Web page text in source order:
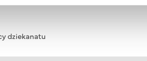
dziekanatu